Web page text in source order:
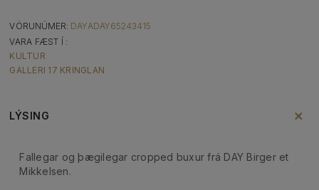
VÖRUNÚMER: DAYADAY65243415
VARA FÆST Í :
KULTUR
GALLERI 17 KRINGLAN
LÝSING
Fallegar og þægilegar cropped buxur frá DAY Birger et
Mikkelsen.